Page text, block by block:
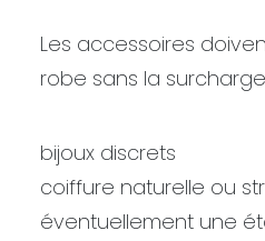
Les accessoires
robe sans la
bijoux discrets
coiffure naturelle ou
éventuellement une